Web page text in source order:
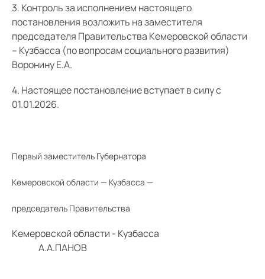
3. Контроль за исполнением настоящего
постановления возложить на заместителя
председателя Правительства Кемеровской области
– Кузбасса (по вопросам социального развития)
Воронину Е.А.
4. Настоящее постановление вступает в силу с
01.01.2026.
Первый заместитель Губернатора
Кемеровской области — Кузбасса —
председатель Правительства
Кемеровской области - Кузбасса
А.А.ПАНОВ